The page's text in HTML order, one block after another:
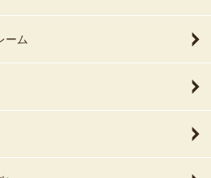
ーム